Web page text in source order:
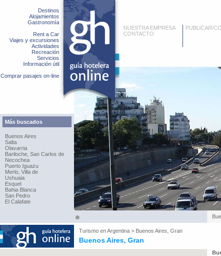
Destinos
Alojamientos
Gastronomía
Rent a Car
Viajes y excursiones
Actividades
Recreación
Servicios
Información útil
Comprar pasajes on-line
Más buscados
Buenos Aires
Salta
Olavarria
Bariloche, San Carlos de
Necochea
Puerto Iguazu
Merlo, Villa de
Ushuaia
Esquel
Bahia Blanca
San Pedro
El Calafate
NUESTRA EMPRESA
CONTACTO
PUBLICAR/
Turismo enArgentina > Buenos Aires, Gran
Buenos Aires, Gran